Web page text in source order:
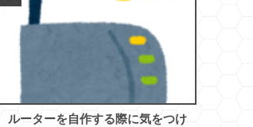
ルーターを自作する際に気をつけ